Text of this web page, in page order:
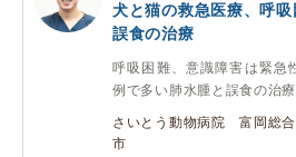
犬と猫の救急医療、呼
誤食の治療
呼吸困難、意識障害は緊急
例で多い肺水腫と誤食の治療
さいとう動物病院 富岡総
市